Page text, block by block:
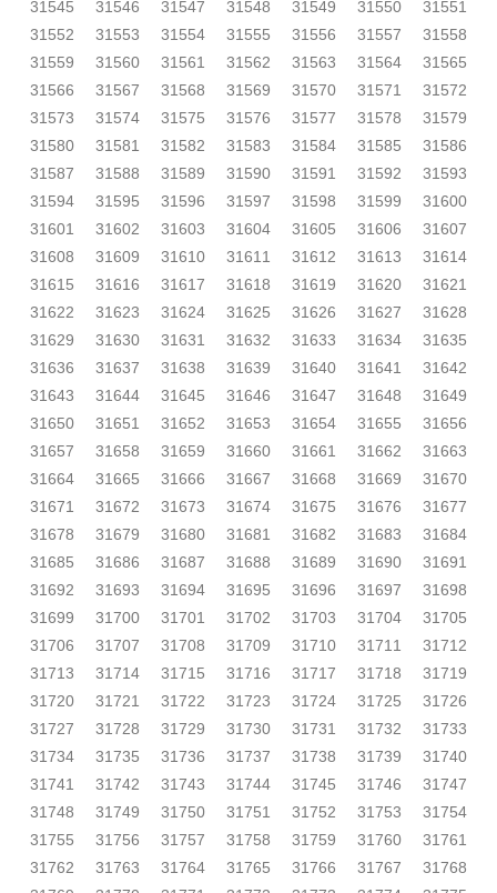
31545 31546 31547 31548 31549 31550
31551
31552
31553 31554 31555 31556 31557
31558
31559
31560 31561 31562 31563 31564
31565
31566
31567 31568 31569 31570 31571
31572
31573
31574 31575 31576 31577 31578
31579
31580
31581 31582 31583 31584 31585
31586
31587
31588 31589 31590 31591 31592
31593
31594
31595 31596 31597 31598 31599
31600
31601
31602 31603 31604 31605 31606
31607
31608
31609 31610 31611 31612 31613
31614
31615
31616 31617 31618 31619 31620
31621
31622
31623 31624 31625 31626 31627
31628
31629
31630 31631 31632 31633 31634
31635
31636
31637 31638 31639 31640 31641
31642
31643
31644 31645 31646 31647 31648
31649
31650
31651 31652 31653 31654 31655
31656
31657
31658 31659 31660 31661 31662
31663
31664
31665 31666 31667 31668 31669
31670
31671
31672 31673 31674 31675 31676
31677
31678
31679 31680 31681 31682 31683
31684
31685
31686 31687 31688 31689 31690
31691
31692
31693 31694 31695 31696 31697
31698
31699
31700 31701 31702 31703 31704
31705
31706
31707 31708 31709 31710 31711
31712
31713
31714 31715 31716 31717 31718
31719
31720
31721 31722 31723 31724 31725
31726
31727
31728 31729 31730 31731 31732
31733
31734
31735 31736 31737 31738 31739
31740
31741
31742 31743 31744 31745 31746
31747
31748
31749 31750 31751 31752 31753
31754
31755
31756 31757 31758 31759 31760
31761
31762
31763 31764 31765 31766 31767
31768